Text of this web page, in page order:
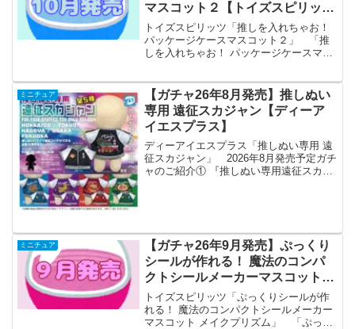
マスコット２【トイズスピリッ
ツ】
トイズスピリッツ「推しを入れちゃお！
パッケージケースマスコット２」 「推
しを入れちゃお！ パッケージケースマス
フィギュアをパッケージ風ケースに入れ
られちゃう！ 商品...
ミニチュア
【ガチャ26年8月発売】推しぬい
専用 遠征スカジャン【ディーア
イエスプラス】
ディーアイエスプラス「推しぬい専用 遠
征スカジャン」 2026年8月発売予定ガチ
ャのご紹介① 『推しぬい専用遠征スカジ
ミニチュア
【ガチャ26年9月発売】ぷっくり
シールが作れる！ 魔法のコンパ
クトシールメーカーマスコット
メイクプリズム【トイズスピリッ
ツ】
トイズスピリッツ「ぷっくりシールが作
れる！ 魔法のコンパクトシールメーカー
マスコット メイクプリズム」 「ぷっく